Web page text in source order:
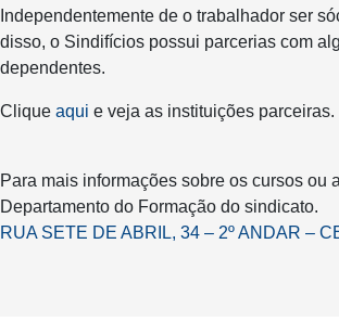
Independentemente de o trabalhador ser
disso, o Sindifícios possui parcerias com
dependentes.
Clique aqui e veja as instituições parceiras.
Para mais informações sobre os cursos
Departamento do Formação do sindicato.
RUA SETE DE ABRIL, 34 – 2º ANDAR –